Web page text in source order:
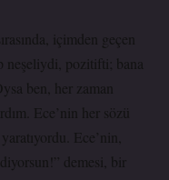
içimden geçen
neşeliydi, pozitifti; bana
ben, her zaman
Ece’nin her sözü
Ece’nin,
demesi, bir